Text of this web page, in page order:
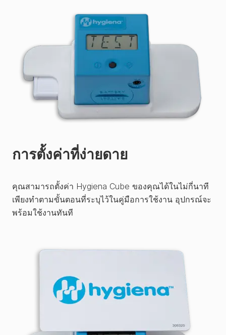
การตั้งค่าที่ง่ายดาย
คุณสามารถตั้งค่า Hygiena Cube ของคุณได้ในไม่กี่นาที
เพียงทำตามขั้นตอนที่ระบุไว้ในคู่มือการใช้งาน อุปกรณ์จะ
พร้อมใช้งานทันที